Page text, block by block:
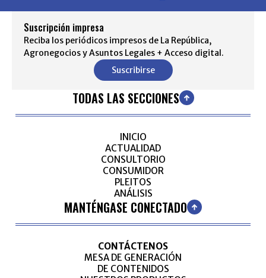
Suscripción impresa
Reciba los periódicos impresos de La República,
Agronegocios y Asuntos Legales + Acceso digital.
Suscribirse
TODAS LAS SECCIONES
INICIO
ACTUALIDAD
CONSULTORIO
CONSUMIDOR
PLEITOS
ANÁLISIS
MANTÉNGASE CONECTADO
CONTÁCTENOS
MESA DE GENERACIÓN
DE CONTENIDOS